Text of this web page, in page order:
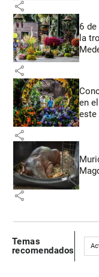
share
6
la
share
en
este
share
share
Temas
recomendados